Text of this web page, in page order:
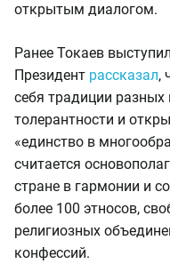
открытым диалогом.
Ранее Токаев
Президент рассказал,
себя традиции разных
толерантности и
«единство в
считается
стране в гармонии и
более 100 этносов,
религиозных
конфессий.